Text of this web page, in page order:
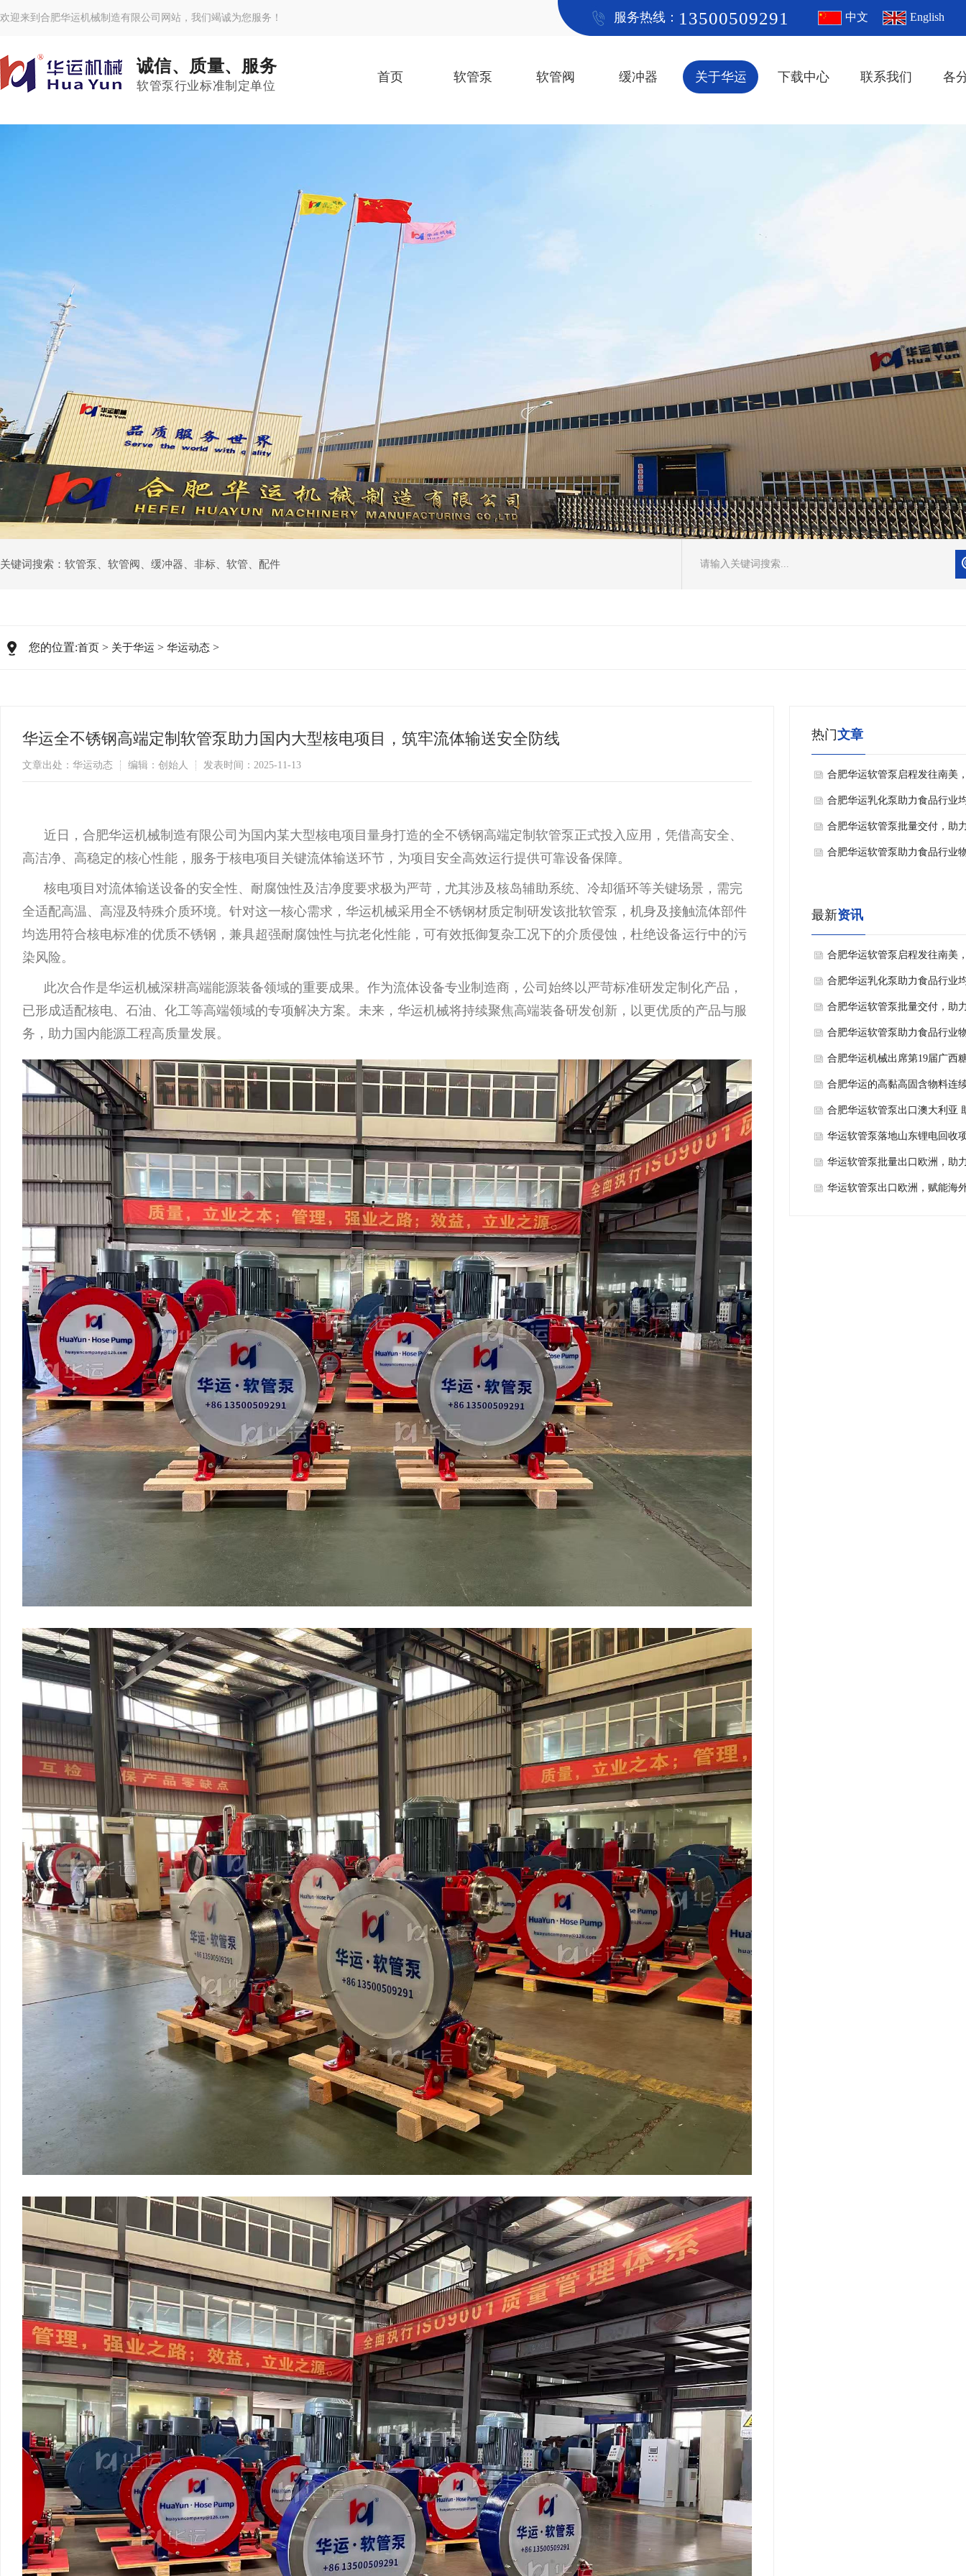
欢迎来到合肥华运机械制造有限公司网站，我们竭诚为您服务！ 服务热线： 13500509291 English
中文
诚信、质量、服务
软管泵行业标准制定单位
首页 软管泵 软管阀 缓冲器 关于华运 下载中心 联系我们 各
关键词搜索： 软管泵 软管阀 缓冲器 非标 软管 配件 请输入关键词搜索...
您的位置:首页 > 关于华运 > 华运动态 >
华运全不锈钢高端定制软管泵助力国内大型核电项目，筑牢流体输送安全防线
文章出处：华运动态 编辑：创始人 发表时间：2025-11-13
近日，合肥华运机械制造有限公司为国内某大型核电项目量身打造的全不锈钢高端定制软管泵正式投入应用，凭借高安全、
高洁净、高稳定的核心性能，服务于核电项目关键流体输送环节，为项目安全高效运行提供可靠设备保障。
核电项目对流体输送设备的安全性、耐腐蚀性及洁净度要求极为严苛，尤其涉及核岛辅助系统、冷却循环等关键场景，需完
全适配高温、高湿及特殊介质环境。针对这一核心需求，华运机械采用全不锈钢材质定制研发该批软管泵，机身及接触流体部件
均选用符合核电标准的优质不锈钢，兼具超强耐腐蚀性与抗老化性能，可有效抵御复杂工况下的介质侵蚀，杜绝设备运行中的污
染风险。
此次合作是华运机械深耕高端能源装备领域的重要成果。作为流体设备专业制造商，公司始终以严苛标准研发定制化产品，
已形成适配核电、石油、化工等高端领域的专项解决方案。未来，华运机械将持续聚焦高端装备研发创新，以更优质的产品与服
务，助力国内能源工程高质量发展。
热门文章
合肥华运软管泵启程发往南美
能当地纸浆稳定输送
合肥华运乳化泵助力食品行业
工艺升级
合肥华运软管泵批量交付，助
内食品行业
合肥华运软管泵助力食品行业
最新资讯
合肥华运软管泵启程发往南美
能当地纸浆稳定输送
合肥华运乳化泵助力食品行业
工艺升级
合肥华运软管泵批量交付，助
内食品行业
合肥华运软管泵助力食品行业
输送升级
合肥华运机械出席第19届广西
淀粉技术及智能设备展览会，
莅临合作交流
合肥华运的高黏高固含物料连
处理方案
合肥华运软管泵出口澳大利亚
水泥砂浆输送
华运软管泵落地山东锂电回收
稳定投运
华运软管泵批量出口欧洲，助
球食品安全
华运软管泵出口欧洲，赋能海